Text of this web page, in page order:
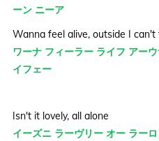
ーン ニーア
Wanna feel alive, outside I
ワーナ フィーラー ライフ アー
イフェー
Isn't it lovely, all alone
イーズニ ラーヴリー オー ラー